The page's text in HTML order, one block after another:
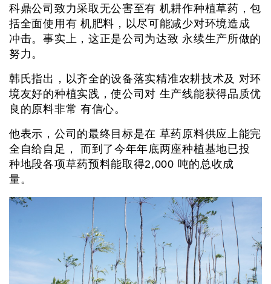
科鼎公司致力采取无公害至有 机耕作种植草药，包
括全面使用有 机肥料，以尽可能减少对环境造成
冲击。事实上，这正是公司为达致 永续生产所做的
努力。
韩氏指出，以齐全的设备落实精准农耕技术及 对环
境友好的种植实践，使公司对 生产线能获得品质优
良的原料非常 有信心。
他表示，公司的最终目标是在 草药原料供应上能完
全自给自足， 而到了今年年底两座种植基地已投
种地段各项草药预料能取得2,000 吨的总收成
量。